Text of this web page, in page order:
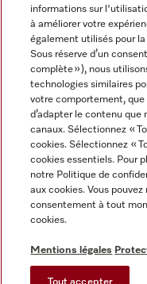
Informations légales
CGV
Protection des données
Conditions d’utilisation
Digital Services Act
Miele sur Facebook
Miele sur Youtube
Miele sur
informations sur
à améliorer votre
également utilisés pour
Sous réserve d’un
complète »), nous
technologies similaires
votre comportement, que
d’adapter le contenu que
canaux. Sélectionnez «
cookies. Sélectionnez «
cookies essentiels. Pour
notre Politique de
aux cookies. Vous
consentement à tout
cookies.
Mentions légales